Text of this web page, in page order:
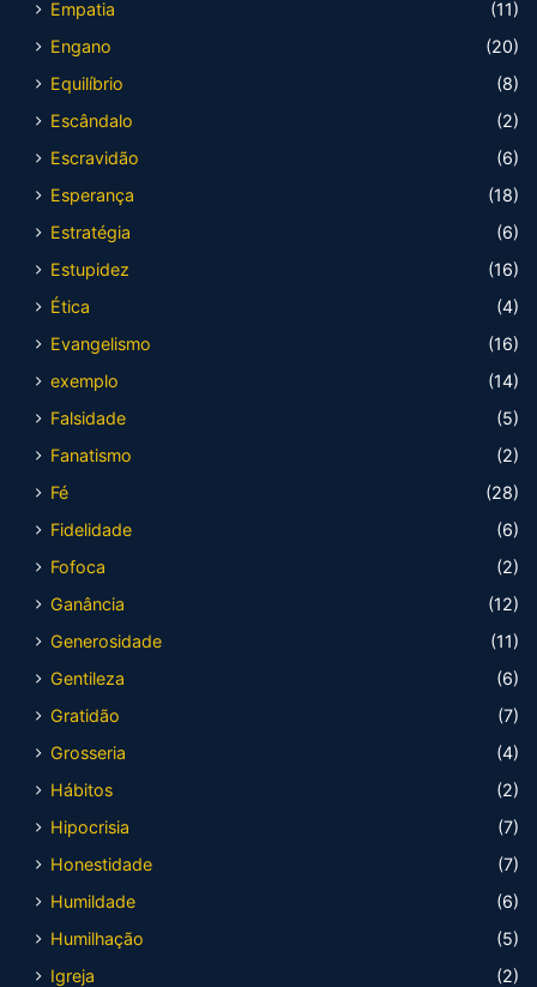
Empatia
(11)
Engano
(20)
Equilíbrio
(8)
Escândalo
(2)
Escravidão
(6)
Esperança
(18)
Estratégia
(6)
Estupidez
(16)
Ética
(4)
Evangelismo
(16)
exemplo
(14)
Falsidade
(5)
Fanatismo
(2)
Fé
(28)
Fidelidade
(6)
Fofoca
(2)
Ganância
(12)
Generosidade
(11)
Gentileza
(6)
Gratidão
(7)
Grosseria
(4)
Hábitos
(2)
Hipocrisia
(7)
Honestidade
(7)
Humildade
(6)
Humilhação
(5)
Igreja
(2)